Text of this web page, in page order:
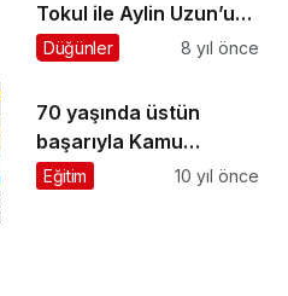
Tokul ile Aylin Uzun’un
düğününe katıldı
Düğünler 8 yıl önce
70 yaşında üstün
başarıyla Kamu
Yönetimini bitirdi
Eğitim 10 yıl önce